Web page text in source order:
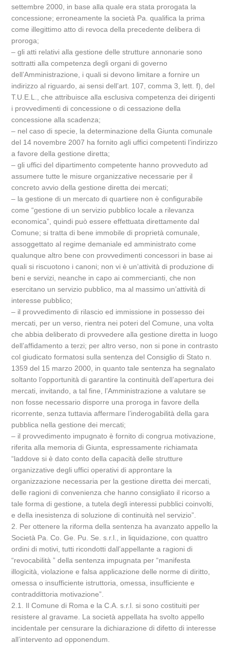
settembre 2000, in base alla quale era stata prorogata la
concessione; erroneamente la società Pa. qualifica la prima
come illegittimo atto di revoca della precedente delibera di
proroga;
– gli atti relativi alla gestione delle strutture annonarie sono
sottratti alla competenza degli organi di governo
dell’Amministrazione, i quali si devono limitare a fornire un
indirizzo al riguardo, ai sensi dell’art. 107, comma 3, lett. f), del
T.U.E.L., che attribuisce alla esclusiva competenza dei dirigenti
i provvedimenti di concessione o di cessazione della
concessione alla scadenza;
– nel caso di specie, la determinazione della Giunta comunale
del 14 novembre 2007 ha fornito agli uffici competenti l’indirizzo
a favore della gestione diretta;
– gli uffici del dipartimento competente hanno provveduto ad
assumere tutte le misure organizzative necessarie per il
concreto avvio della gestione diretta dei mercati;
– la gestione di un mercato di quartiere non è configurabile
come “gestione di un servizio pubblico locale a rilevanza
economica”, quindi può essere effettuata direttamente dal
Comune; si tratta di bene immobile di proprietà comunale,
assoggettato al regime demaniale ed amministrato come
qualunque altro bene con provvedimenti concessori in base ai
quali si riscuotono i canoni; non vi è un’attività di produzione di
beni e servizi, neanche in capo ai commercianti, che non
esercitano un servizio pubblico, ma al massimo un’attività di
interesse pubblico;
– il provvedimento di rilascio ed immissione in possesso dei
mercati, per un verso, rientra nei poteri del Comune, una volta
che abbia deliberato di provvedere alla gestione diretta in luogo
dell’affidamento a terzi; per altro verso, non si pone in contrasto
col giudicato formatosi sulla sentenza del Consiglio di Stato n.
1359 del 15 marzo 2000, in quanto tale sentenza ha segnalato
soltanto l’opportunità di garantire la continuità dell’apertura dei
mercati, invitando, a tal fine, l’Amministrazione a valutare se
non fosse necessario disporre una proroga in favore della
ricorrente, senza tuttavia affermare l’inderogabilità della gara
pubblica nella gestione dei mercati;
– il provvedimento impugnato è fornito di congrua motivazione,
riferita alla memoria di Giunta, espressamente richiamata
“laddove si è dato conto della capacità delle strutture
organizzative degli uffici operativi di approntare la
organizzazione necessaria per la gestione diretta dei mercati,
delle ragioni di convenienza che hanno consigliato il ricorso a
tale forma di gestione, a tutela degli interessi pubblici coinvolti,
e della inesistenza di soluzione di continuità nel servizio”.
2. Per ottenere la riforma della sentenza ha avanzato appello la
Società Pa. Co. Ge. Pu. Se. s.r.l., in liquidazione, con quattro
ordini di motivi, tutti ricondotti dall’appellante a ragioni di
“revocabilità ” della sentenza impugnata per “manifesta
illogicità, violazione e falsa applicazione delle norme di diritto,
omessa o insufficiente istruttoria, omessa, insufficiente e
contraddittoria motivazione”.
2.1. Il Comune di Roma e la C.A. s.r.l. si sono costituiti per
resistere al gravame. La società appellata ha svolto appello
incidentale per censurare la dichiarazione di difetto di interesse
all’intervento ad opponendum.